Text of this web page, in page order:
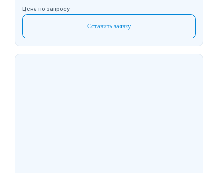
Цена по запросу
Оставить заявку